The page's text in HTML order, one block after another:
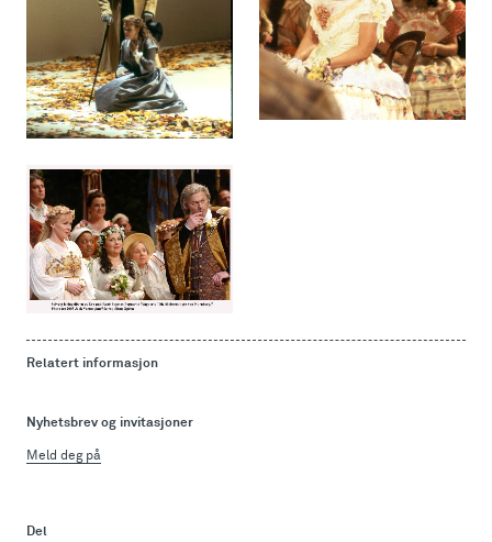
Relatert informasjon
Nyhetsbrev og invitasjoner
Meld deg på
Del